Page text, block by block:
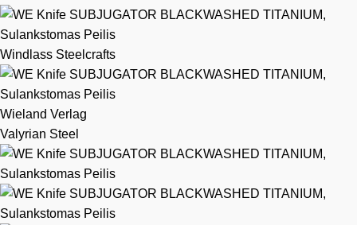
Windlass Steelcrafts
Wieland Verlag
Valyrian Steel